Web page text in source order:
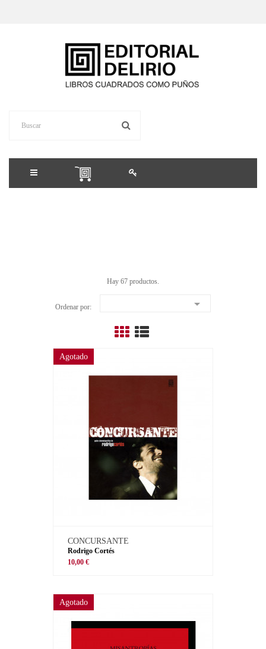
Hay 67 productos.
Ordenar por: 
Agotado
CONCURSANTE
Rodrigo Cortés
10,00 €
Agotado